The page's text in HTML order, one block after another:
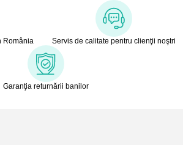
România Servis de calitate pentru clienţii noştri
Garanţia returnării banilor